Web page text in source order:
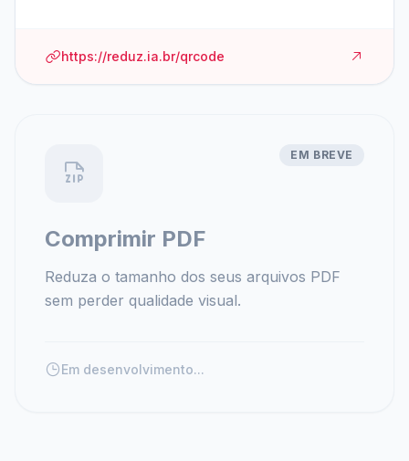
https://reduz.ia.br/qrcode
EM BREVE
Comprimir PDF
Reduza o tamanho dos seus arquivos PDF
sem perder qualidade visual.
Em desenvolvimento...